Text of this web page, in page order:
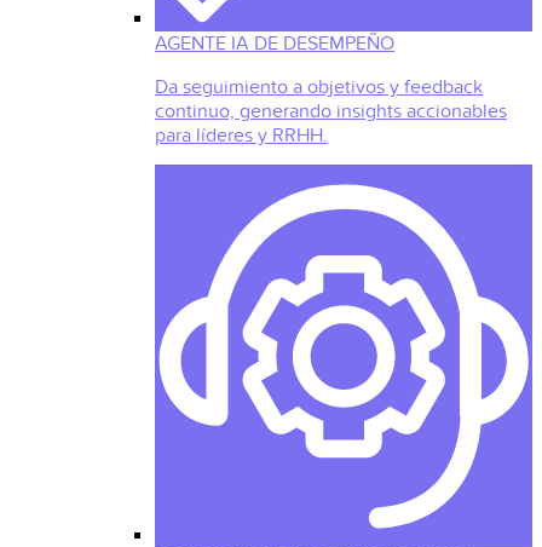
AGENTE IA DE DESEMPEÑO
Da seguimiento a objetivos y feedback
continuo, generando insights accionables
para líderes y RRHH.